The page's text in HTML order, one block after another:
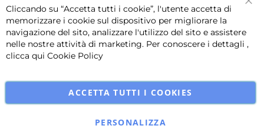
Cliccando su “Accetta tutti i cookie”, l'utente accetta di
memorizzare i cookie sul dispositivo per migliorare la
navigazione del sito, analizzare l'utilizzo del sito e assistere
nelle nostre attività di marketing. Per conoscere i dettagli ,
clicca qui Cookie Policy
ACCETTA TUTTI I COOKIES
PERSONALIZZA